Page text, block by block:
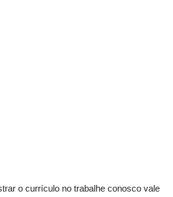
o currículo no trabalhe conosco vale